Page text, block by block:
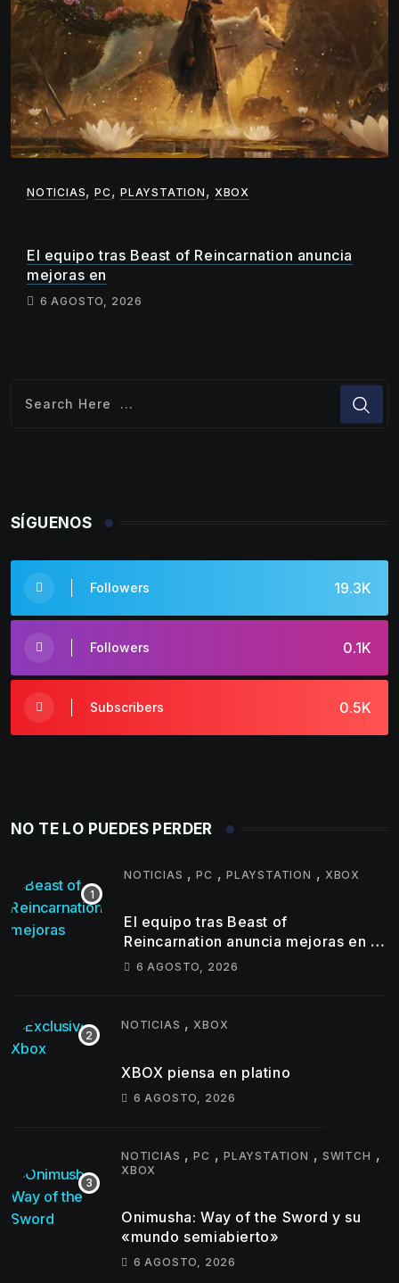
NOTICIAS,PC,PLAYSTATION , XBOX
El equipo tras Beast of Reincarnation anuncia
mejoras en
6 AGOSTO, 2026
SÍGUENOS
19.3K
Followers
0.1K
Followers
0.5K
Subscribers
NO TE LO PUEDES PERDER
NOTICIAS ,PC ,PLAYSTATION , XBOX
El equipo tras Beast of
Reincarnation anuncia mejoras en su
juego y estos son los primeros
6 AGOSTO, 2026
NOTICIAS ,XBOX
XBOX piensa en platino
6 AGOSTO, 2026
NOTICIAS ,PC ,PLAYSTATION , SWITCH ,
XBOX
Onimusha: Way of the Sword y su
«mundo semiabierto»
6 AGOSTO, 2026